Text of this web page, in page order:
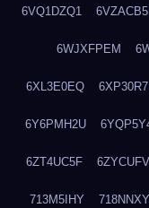
6VQ1DZQ1
6WJXFPEM
6XL3E0EQ
6Y6PMH2U
6ZT4UC5F
713M5IHY